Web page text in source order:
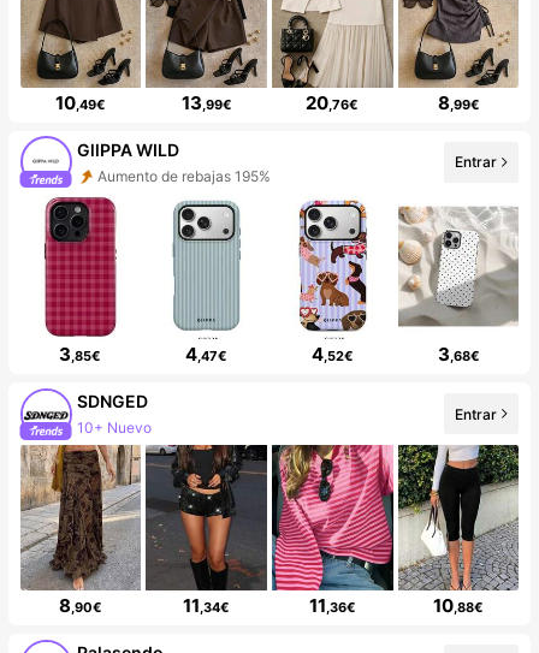
10,49€ 13,99€ 20,76€ 8,99€
GllPPA WILD
Aumento de rebajas 195%
Entrar
3,85€ 4,47€ 4,52€ 3,68€
SDNGED
10+ Nuevo
Entrar
8,90€ 11,34€ 11,36€ 10,88€